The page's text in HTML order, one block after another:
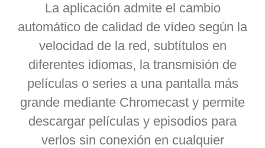
La aplicación admite el cambio
automático de calidad de vídeo según la
velocidad de la red, subtítulos en
diferentes idiomas, la transmisión de
películas o series a una pantalla más
grande mediante Chromecast y permite
descargar películas y episodios para
verlos sin conexión en cualquier